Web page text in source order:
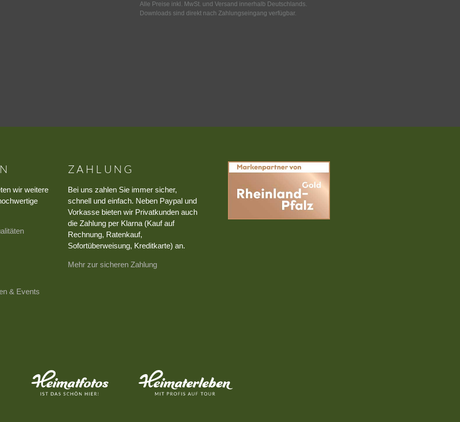
Alle Preise inkl. MwSt. und Versand innerhalb Deutschlands.
Downloads sind direkt nach Zahlungseingang verfügbar.
wir weitere
& Events
ZAHLUNG
Bei uns zahlen Sie immer sicher,
schnell und einfach. Neben Paypal und
Vorkasse bieten wir Privatkunden auch
die Zahlung per Klarna (Kauf auf
Rechnung, Ratenkauf,
Sofortüberweisung, Kreditkarte) an.
Mehr zur sicheren Zahlung